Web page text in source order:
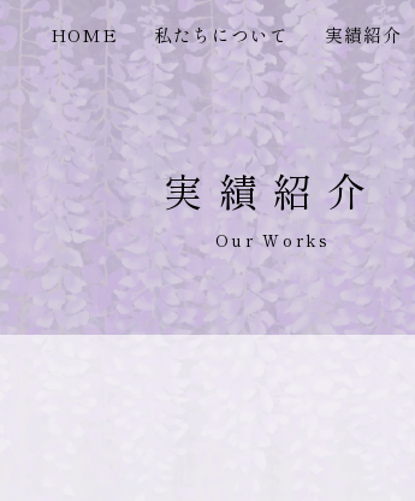
HOME 私たちについて 実績紹介
実績紹介